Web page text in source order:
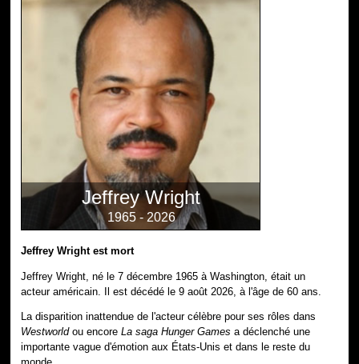
Jeffrey Wright
1965 - 2026
Jeffrey Wright est mort
Jeffrey Wright, né le 7 décembre 1965 à Washington, était un
acteur américain. Il est décédé le 9 août 2026, à l'âge de 60 ans.
La disparition inattendue de l'acteur célèbre pour ses rôles dans
Westworldou encoreLa saga Hunger Games a déclenché une
importante vague d'émotion aux États-Unis et dans le reste du